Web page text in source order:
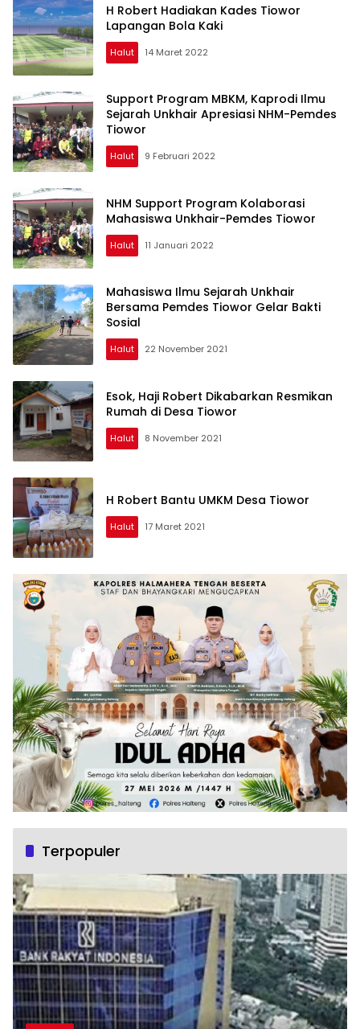
H Robert Hadiakan Kades Tiowor
Lapangan Bola Kaki
Halut 14 Maret 2022
Support Program MBKM, Kaprodi Ilmu
Sejarah Unkhair Apresiasi NHM-Pemdes
Tiowor
Halut 9 Februari 2022
NHM Support Program Kolaborasi
Mahasiswa Unkhair-Pemdes Tiowor
Halut 11 Januari 2022
Mahasiswa Ilmu Sejarah Unkhair
Bersama Pemdes Tiowor Gelar Bakti
Sosial
Halut 22 November 2021
Esok, Haji Robert Dikabarkan Resmikan
Rumah di Desa Tiowor
Halut 8 November 2021
H Robert Bantu UMKM Desa Tiowor
Halut 17 Maret 2021
Terpopuler